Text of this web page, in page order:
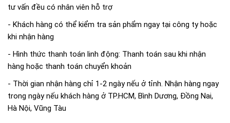
tư vấn đều có nhân viên hỗ trợ
- Khách hàng có thể kiểm tra sản phẩm ngay tại công ty hoặc
khi nhận hàng
- Hình thức thanh toán linh động: Thanh toán sau khi nhận
hàng hoặc thanh toán chuyển khoản
- Thời gian nhận hàng chỉ 1-2 ngày nếu ở tỉnh. Nhận hàng ngay
trong ngày nếu khách hàng ở TP.HCM, Bình Dương, Đồng Nai,
Hà Nội, Vũng Tàu